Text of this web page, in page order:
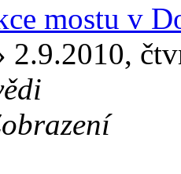
mostu v
2.9.2010,